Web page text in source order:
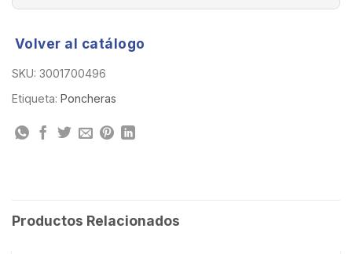
Volver al catálogo
SKU: 3001700496
Etiqueta: Poncheras
Productos Relacionados